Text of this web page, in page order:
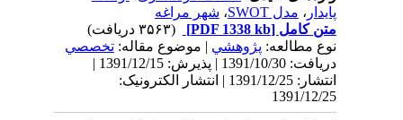
پایدار ، مدل SWOT ،شهر مراغه
متن کامل[PDF 1338 kb]
نوع مطالعه:پژوهشي| موضوع مقاله:تخصصي
دریافت: 1391/10/30 | پذیرش: 1391/12/15 |
انتشار: 1391/12/25 | انتشار الکترونیک:
1391/12/25